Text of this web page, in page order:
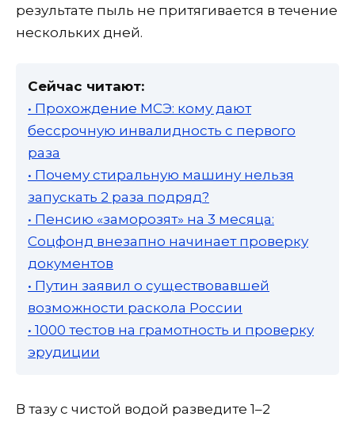
результате пыль не притягивается в течение
нескольких дней.
Сейчас читают:
• Прохождение МСЭ: кому дают
бессрочную инвалидность с первого
раза
• Почему стиральную машину нельзя
запускать 2 раза подряд?
• Пенсию «заморозят» на 3 месяца:
Соцфонд внезапно начинает проверку
документов
• Путин заявил о существовавшей
возможности раскола России
• 1000 тестов на грамотность и проверку
эрудиции
В тазу с чистой водой разведите 1–2